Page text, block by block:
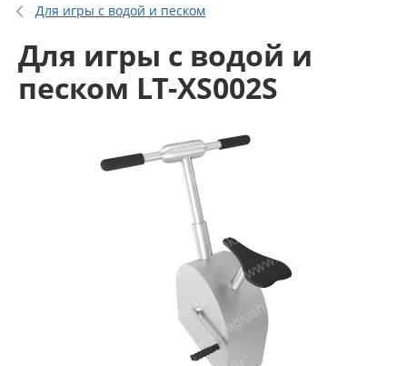
Для игры с водой и песком
Для игры с водой и
песком LT-XS002S